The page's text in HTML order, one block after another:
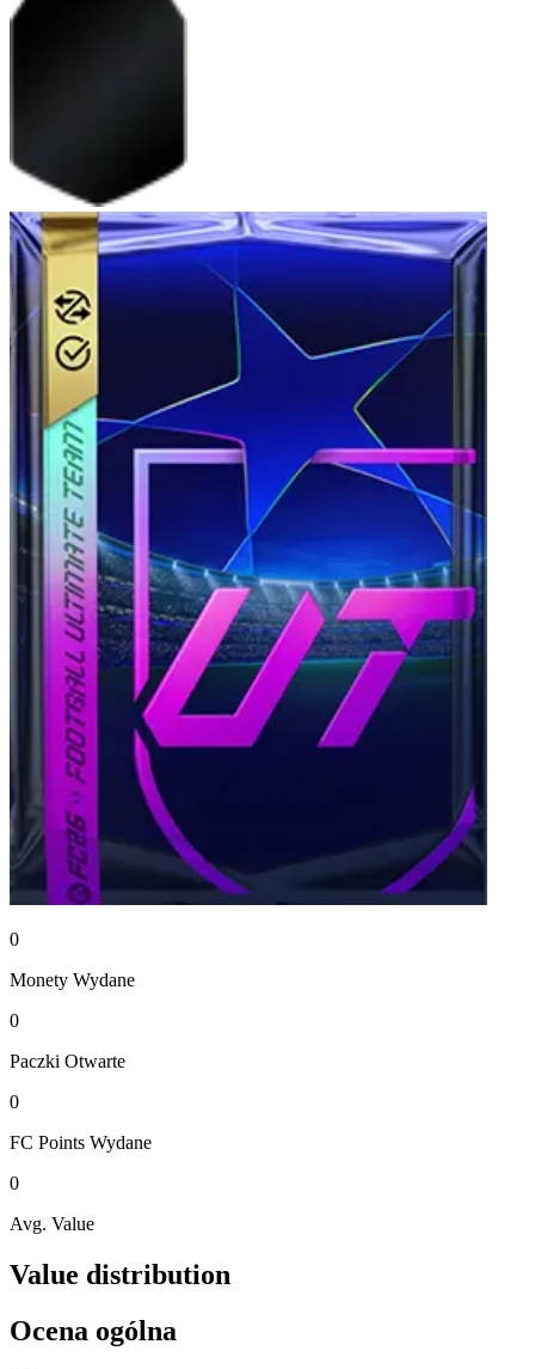
0
Monety Wydane
0
Paczki Otwarte
0
FC Points Wydane
0
Avg. Value
Value distribution
Ocena ogólna